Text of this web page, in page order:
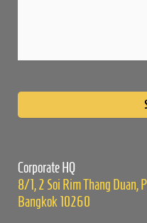
Corporate HQ
8/1, 2 Soi Rim Thang Duan,
Bangkok 10260